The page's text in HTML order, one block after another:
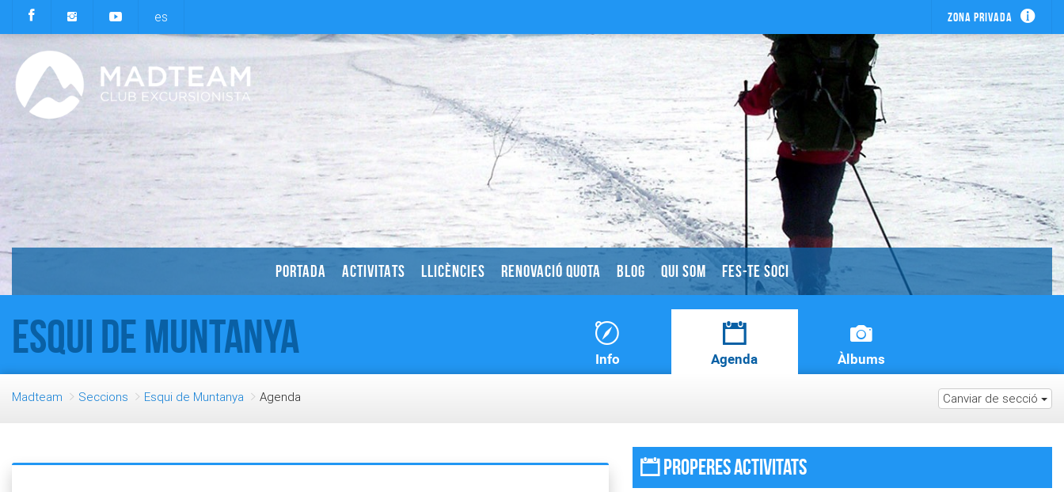
es Zona privada
PORTADA ACTIVITATS LLICÈNCIES RENOVACIÓ QUOTA BLOG QUI SOM FES-TE SOCI
Esqui de Muntanya Info Agenda Àlbums
Madteam Seccions Esqui de Muntanya Agenda Canviar de secció
Properes activitats